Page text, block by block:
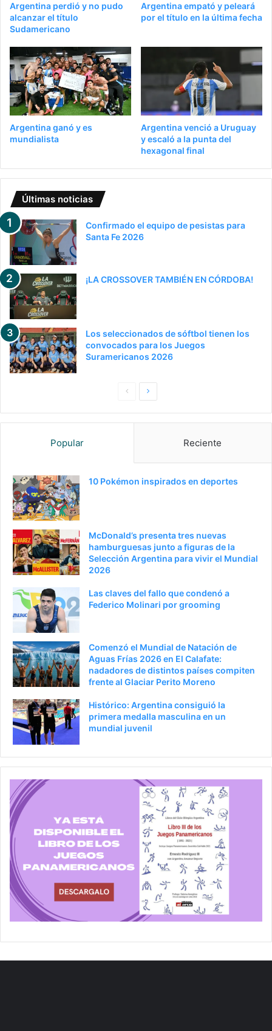
Argentina perdió y no pudo
alcanzar el título
Sudamericano
Argentina empató y peleará
por el título en la última fecha
Argentina ganó y es
mundialista
Argentina venció a Uruguay
y escaló a la punta del
hexagonal final
Últimas noticias
Confirmado el equipo de pesistas para
Santa Fe 2026
¡LA CROSSOVER TAMBIÉN EN CÓRDOBA!
Los seleccionados de sóftbol tienen los
convocados para los Juegos
Suramericanos 2026
PaginaSiguiente
Popular Reciente
10 Pokémon inspirados en deportes
McDonald’s presenta tres nuevas
hamburguesas junto a figuras de la
Selección Argentina para vivir el Mundial
2026
Las claves del fallo que condenó a
Federico Molinari por grooming
Comenzó el Mundial de Natación de
Aguas Frías 2026 en El Calafate:
nadadores de distintos países compiten
frente al Glaciar Perito Moreno
Histórico: Argentina consiguió la
primera medalla masculina en un
mundial juvenil